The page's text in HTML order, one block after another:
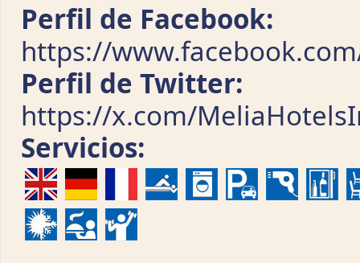
Perfil de Facebook:
https://
Perfil de Twitter:
https://x.com/
Servicios: